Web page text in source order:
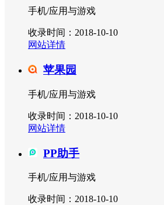
手机/应用与游戏
收录时间：2018-10-10
网站详情
苹果园
手机/应用与游戏
收录时间：2018-10-10
网站详情
PP助手
手机/应用与游戏
收录时间：2018-10-10